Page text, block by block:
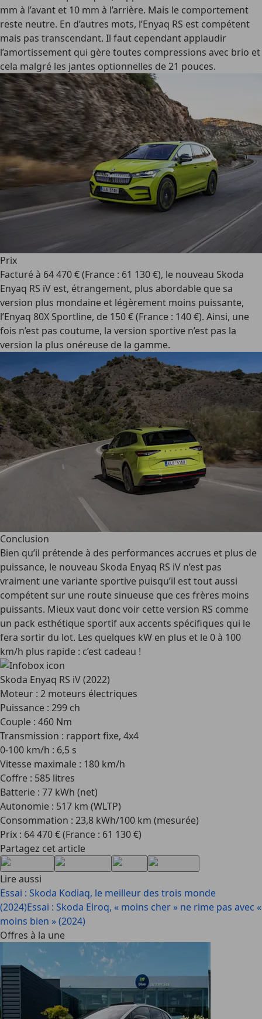
mm à l’avant et 10 mm à l’arrière. Mais le comportement
reste neutre. En d’autres mots, l’Enyaq RS est compétent
mais pas transcendant. Il faut cependant applaudir
l’amortissement qui gère toutes compressions avec brio et
cela malgré les jantes optionnelles de 21 pouces.
Prix
Facturé à 64 470 € (France : 61 130 €), le nouveau Skoda
Enyaq RS iV est, étrangement, plus abordable que sa
version plus mondaine et légèrement moins puissante,
l’Enyaq 80X Sportline, de 150 € (France : 140 €). Ainsi, une
fois n’est pas coutume, la version sportive n’est pas la
version la plus onéreuse de la gamme.
Conclusion
Bien qu’il prétende à des performances accrues et plus de
puissance, le nouveau Skoda Enyaq RS iV n’est pas
vraiment une variante sportive puisqu’il est tout aussi
compétent sur une route sinueuse que ces frères moins
puissants. Mieux vaut donc voir cette version RS comme
un pack esthétique sportif aux accents spécifiques qui le
fera sortir du lot. Les quelques kW en plus et le 0 à 100
km/h plus rapide : c’est cadeau !
Skoda Enyaq RS iV (2022)
Moteur : 2 moteurs électriques
Puissance : 299 ch
Couple : 460 Nm
Transmission : rapport fixe, 4x4
0-100 km/h : 6,5 s
Vitesse maximale : 180 km/h
Coffre : 585 litres
Batterie : 77 kWh (net)
Autonomie : 517 km (WLTP)
Consommation : 23,8 kWh/100 km (mesurée)
Prix : 64 470 € (France : 61 130 €)
Partagez cet article
Lire aussi
Essai : Skoda Kodiaq, le meilleur des trois monde
(2024)Essai : Skoda Elroq, « moins cher » ne rime pas avec «
moins bien » (2024)
Offres à la une